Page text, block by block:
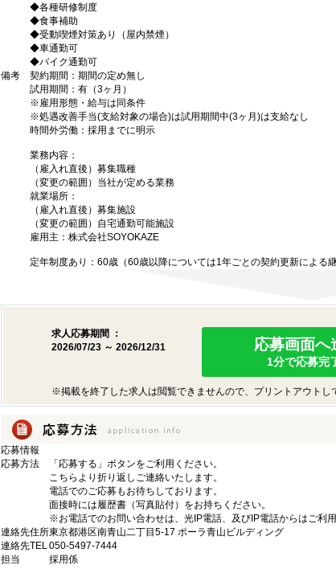
◆各種研修制度
◆食事補助
◆受動喫煙対策あり（屋内禁煙）
◆車通勤可
◆バイク通勤可
備考
契約期間：期間の定め無し
試用期間：有（3ヶ月）
※雇用形態・給与は同条件
※処遇改善手当(支給対象の場合)は試用期間中(3ヶ月)は支給なし
時間外労働：採用までに明示
業務内容：
（雇入れ直後）募集職種
（変更の範囲）当社が定める業務
就業場所：
（雇入れ直後）募集施設
（変更の範囲）自宅通勤可能施設
雇用主：株式会社SOYOKAZE
定年制度あり：60歳（60歳以降については1年ごとの契約更新による
求人応募期間 ：
2026/07/23 ～ 2026/12/31
応募画面へ
1分で応募完
※掲載を終了した求人は閲覧できませんので、プリントアウトし
応募情報
応募方法
「応募する」ボタンをご利用ください。
こちらより折り返しご連絡いたします。
電話でのご応募もお待ちしております。
面接時には履歴書（写真貼付）をお持ちください。
※お電話でのお問い合わせは、光IP電話、及びIP電話からはご利
連絡先住所東京都港区南青山二丁目5-17 ポーラ青山ビルディング
連絡先TEL050-5497-7444
担当
採用係